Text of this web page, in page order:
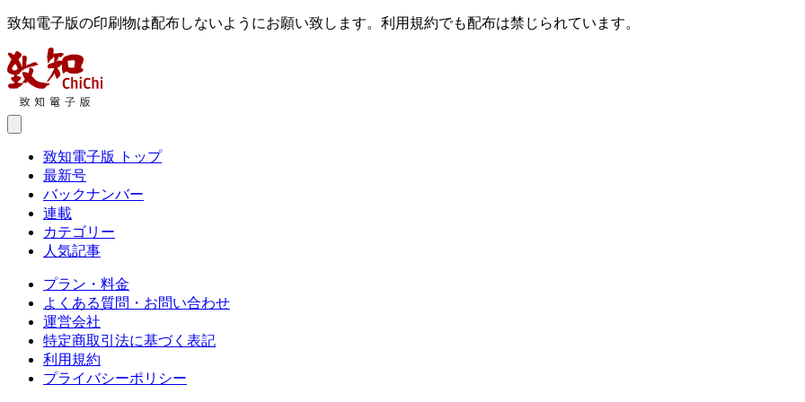
致知電子版の印刷物は配布しないようにお願い致します。利用規約でも配布は禁じられています。
致知電子版 トップ
最新号
バックナンバー
連載
カテゴリー
人気記事
プラン・料金
よくある質問・お問い合わせ
運営会社
特定商取引法に基づく表記
利用規約
プライバシーポリシー